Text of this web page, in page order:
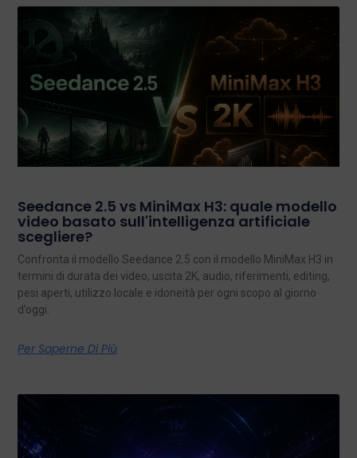
Seedance 2.5 vs MiniMax H3: quale modello
video basato sull'intelligenza artificiale
scegliere?
Confronta il modello Seedance 2.5 con il modello MiniMax H3 in
termini di durata dei video, uscita 2K, audio, riferimenti, editing,
pesi aperti, utilizzo locale e idoneità per ogni scopo al giorno
d’oggi.
Per Saperne Di Più